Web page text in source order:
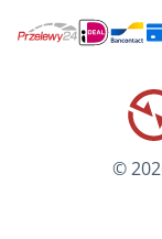
Sportkleidung
Unisex ©